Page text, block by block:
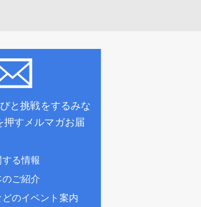
と挑戦をするみな
押すメルマガお届
る情報
ご紹介
どのイベント案内